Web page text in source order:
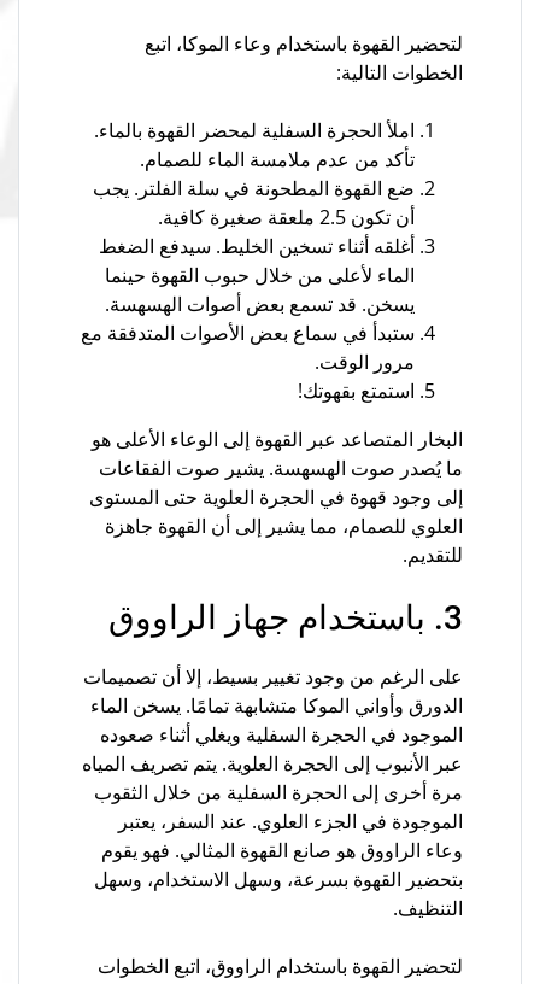
لتحضير القهوة باستخدام وعاء الموكا، اتبع
الخطوات التالية:
املأ الحجرة السفلية لمحضر القهوة بالماء.
تأكد من عدم ملامسة الماء للصمام.
ضع القهوة المطحونة في سلة الفلتر. يجب
أن تكون 2.5 ملعقة صغيرة كافية.
أغلقه أثناء تسخين الخليط. سيدفع الضغط
الماء لأعلى من خلال حبوب القهوة حينما
يسخن. قد تسمع بعض أصوات الهسهسة.
ستبدأ في سماع بعض الأصوات المتدفقة مع
مرور الوقت.
استمتع بقهوتك!
البخار المتصاعد عبر القهوة إلى الوعاء الأعلى هو
ما يُصدر صوت الهسهسة. يشير صوت الفقاعات
إلى وجود قهوة في الحجرة العلوية حتى المستوى
العلوي للصمام، مما يشير إلى أن القهوة جاهزة
للتقديم.
3. باستخدام جهاز الراووق
على الرغم من وجود تغيير بسيط، إلا أن تصميمات
الدورق وأواني الموكا متشابهة تمامًا. يسخن الماء
الموجود في الحجرة السفلية ويغلي أثناء صعوده
عبر الأنبوب إلى الحجرة العلوية. يتم تصريف المياه
مرة أخرى إلى الحجرة السفلية من خلال الثقوب
الموجودة في الجزء العلوي. عند السفر، يعتبر
وعاء الراووق هو صانع القهوة المثالي. فهو يقوم
بتحضير القهوة بسرعة، وسهل الاستخدام، وسهل
التنظيف.
لتحضير القهوة باستخدام الراووق، اتبع الخطوات